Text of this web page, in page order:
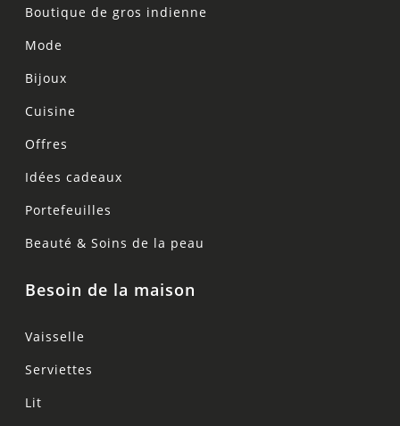
Boutique de gros indienne
Mode
Bijoux
Cuisine
Offres
Idées cadeaux
Portefeuilles
Beauté & Soins de la peau
Besoin de la maison
Vaisselle
Serviettes
Lit